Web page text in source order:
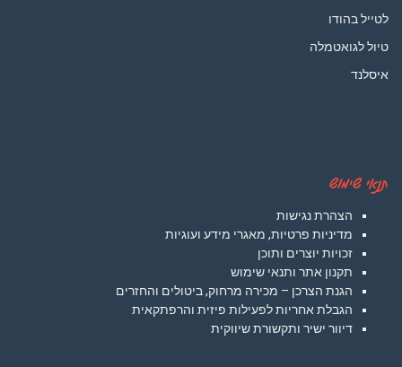
לטייל בהודו
טיול לגואטמלה
איסלנד
תנאי שימוש
הצהרת נגישות
מדיניות פרטיות, מאגרי מידע ועוגיות
זכויות יוצרים ותוכן
תקנון אתר ותנאי שימוש
הגנת הצרכן – מכירה מרחוק, ביטולים והחזרים
הגבלת אחריות לפעילות פיזית והרפתקאית
דיוור ישיר ותקשורת שיווקית